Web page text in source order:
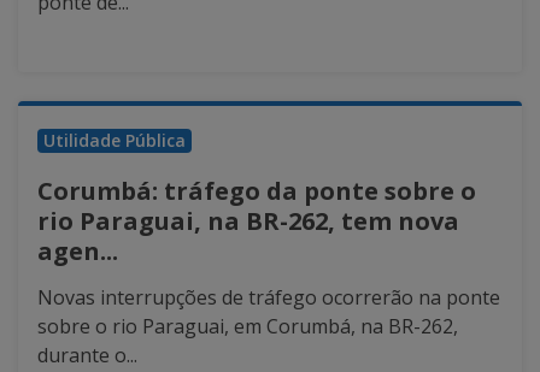
Utilidade Pública
Corumbá: tráfego da ponte sobre o
rio Paraguai, na BR-262, tem nova
agen...
Novas interrupções de tráfego ocorrerão na ponte
sobre o rio Paraguai, em Corumbá, na BR-262,
durante o...